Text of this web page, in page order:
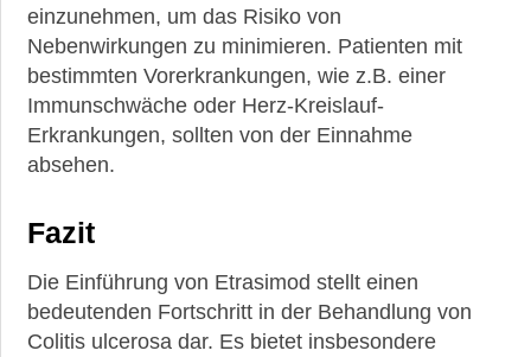
einzunehmen, um das Risiko von
Nebenwirkungen zu minimieren. Patienten mit
bestimmten Vorerkrankungen, wie z.B. einer
Immunschwäche oder Herz-Kreislauf-
Erkrankungen, sollten von der Einnahme
absehen.
Fazit
Die Einführung von Etrasimod stellt einen
bedeutenden Fortschritt in der Behandlung von
Colitis ulcerosa dar. Es bietet insbesondere